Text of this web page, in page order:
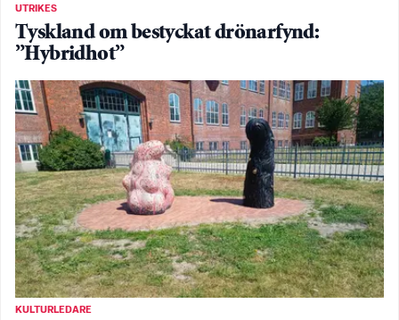
UTRIKES
Tyskland om bestyckat drönarfynd:
”Hybridhot”
KULTURLEDARE